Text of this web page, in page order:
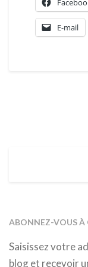
E-mail
ABONNEZ-VOUS À
Saisissez votre
blog et recevoir